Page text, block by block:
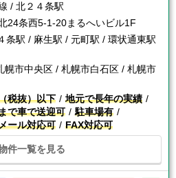
/ 北２４条駅
24条西5-1-20まるへいビル1F
条駅 / 麻生駅 / 元町駅 / 環状通東駅
幌市中央区 / 札幌市白石区 / 札幌市
税抜）以下
地元で長年の実績
で車で送迎可
駐車場有
ール対応可 FAX対応可
件一覧を見る